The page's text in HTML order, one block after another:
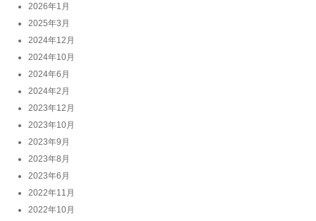
2026年1月
2025年3月
2024年12月
2024年10月
2024年6月
2024年2月
2023年12月
2023年10月
2023年9月
2023年8月
2023年6月
2022年11月
2022年10月